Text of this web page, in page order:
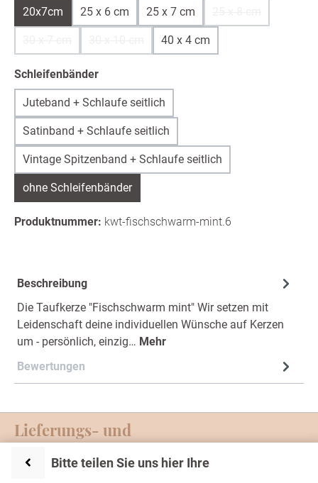
20x7cm 25 x 6 cm 25 x 7 cm
40 x 4 cm
Schleifenbänderauswählen
Juteband + Schlaufe seitlich
Satinband + Schlaufe seitlich
Vintage Spitzenband + Schlaufe seitlich
ohne Schleifenbänder
Bitte teilen Sie uns hier Ihre
Produktnummer: kwt-fischschwarm-mint.6
Beschreibung
Die Taufkerze "Fischschwarm mint" Wir setzen mit
Leidenschaft deine individuellen Wünsche auf Kerzen
um - persönlich, einzig… Mehr
Bewertungen
Lieferungs- und
Zahlungsmöglichkeiten